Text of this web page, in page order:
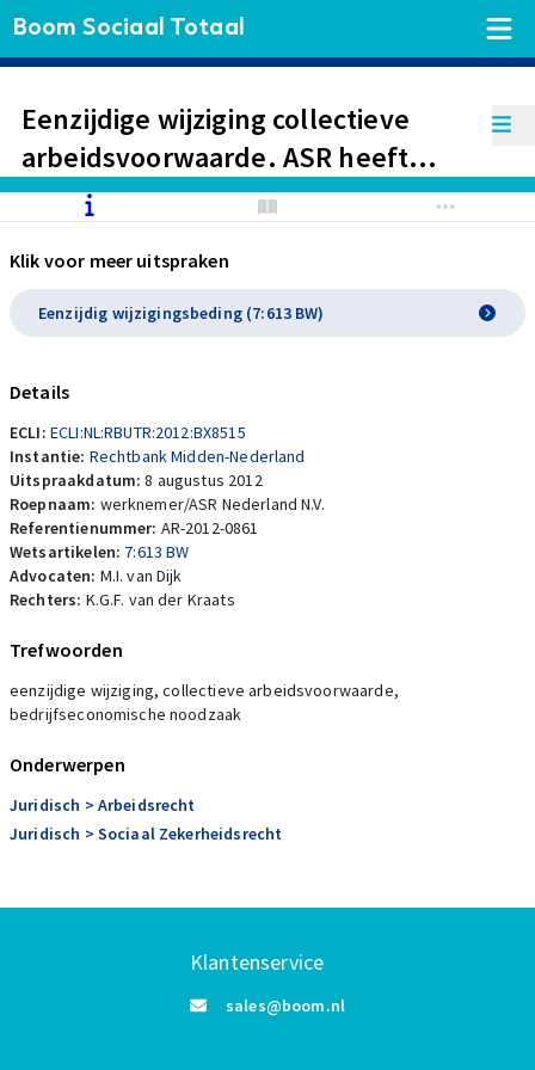
Boom Sociaal Totaal
Eenzijdige wijziging collectieve
arbeidsvoorwaarde. ASR heeft
onvoldoende zwaarwichtig belang
bij afschaffen rentekorting na
uitdiensttreding werknemer
Klik voor meer uitspraken
Eenzijdig wijzigingsbeding (7:613 BW)
Details
ECLI: ECLI:NL:RBUTR:2012:BX8515
Instantie: Rechtbank Midden-Nederland
Uitspraakdatum:8 augustus 2012
Roepnaam: werknemer/ASR Nederland N.V.
Referentienummer: AR-2012-0861
Wetsartikelen: 7:613 BW
Advocaten: M.I. van Dijk
Rechters: K.G.F. van der Kraats
Trefwoorden
eenzijdige wijziging, collectieve arbeidsvoorwaarde,
bedrijfseconomische noodzaak
Onderwerpen
Juridisch > Arbeidsrecht
Juridisch > Sociaal Zekerheidsrecht
Klantenservice
sales@boom.nl